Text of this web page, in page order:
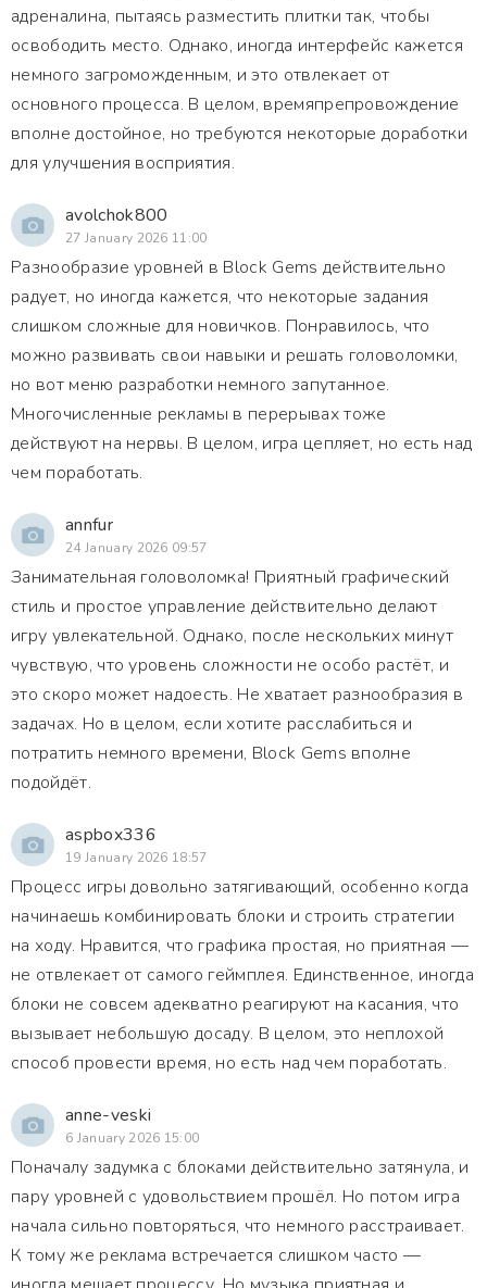
адреналина, пытаясь разместить плитки так, чтобы
освободить место. Однако, иногда интерфейс кажется
немного загроможденным, и это отвлекает от
основного процесса. В целом, времяпрепровождение
вполне достойное, но требуются некоторые доработки
для улучшения восприятия.
avolchok800
27 January 2026 11:00
Разнообразие уровней в Block Gems действительно
радует, но иногда кажется, что некоторые задания
слишком сложные для новичков. Понравилось, что
можно развивать свои навыки и решать головоломки,
но вот меню разработки немного запутанное.
Многочисленные рекламы в перерывах тоже
действуют на нервы. В целом, игра цепляет, но есть над
чем поработать.
annfur
24 January 2026 09:57
Занимательная головоломка! Приятный графический
стиль и простое управление действительно делают
игру увлекательной. Однако, после нескольких минут
чувствую, что уровень сложности не особо растёт, и
это скоро может надоесть. Не хватает разнообразия в
задачах. Но в целом, если хотите расслабиться и
потратить немного времени, Block Gems вполне
подойдёт.
aspbox336
19 January 2026 18:57
Процесс игры довольно затягивающий, особенно когда
начинаешь комбинировать блоки и строить стратегии
на ходу. Нравится, что графика простая, но приятная —
не отвлекает от самого геймплея. Единственное, иногда
блоки не совсем адекватно реагируют на касания, что
вызывает небольшую досаду. В целом, это неплохой
способ провести время, но есть над чем поработать.
anne-veski
6 January 2026 15:00
Поначалу задумка с блоками действительно затянула, и
пару уровней с удовольствием прошёл. Но потом игра
начала сильно повторяться, что немного расстраивает.
К тому же реклама встречается слишком часто —